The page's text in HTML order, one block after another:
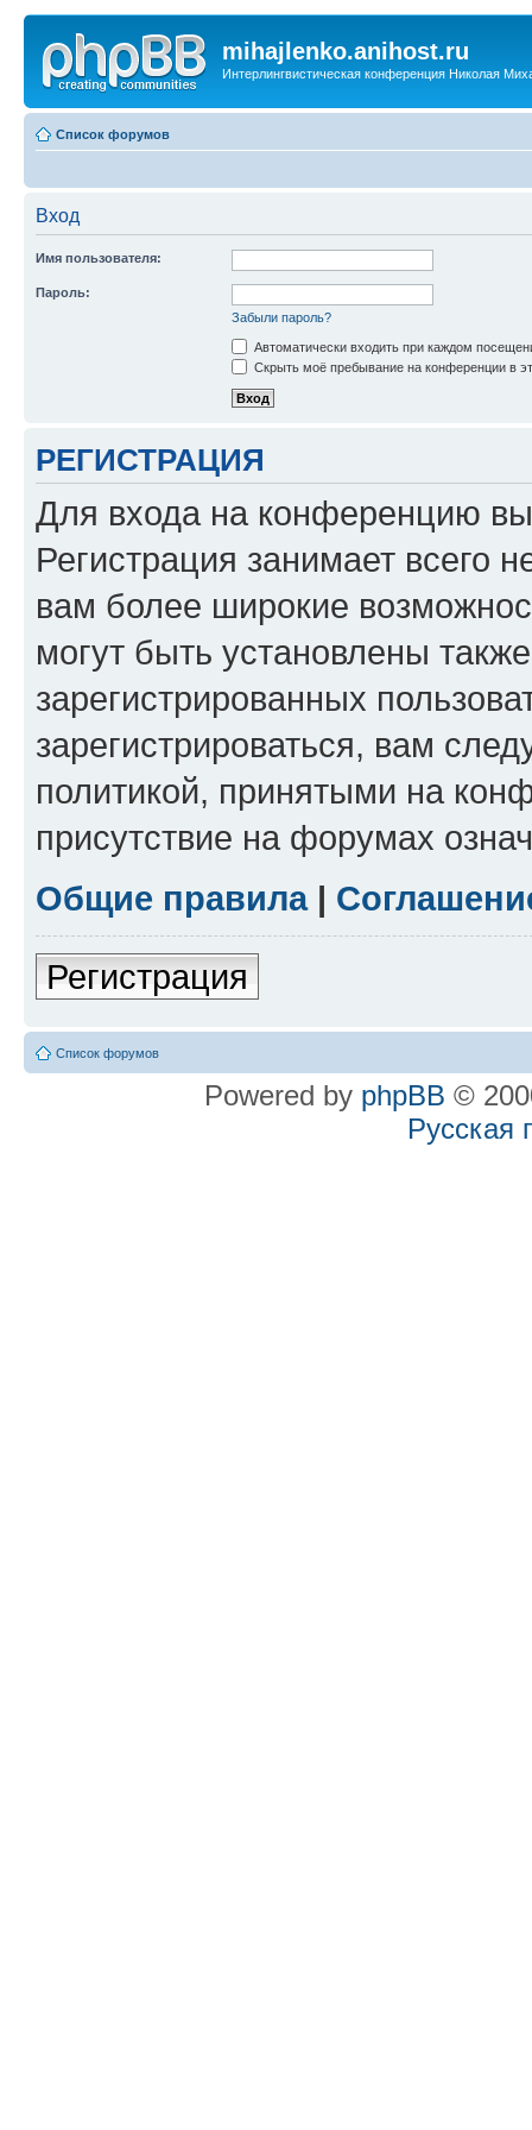
mihajlenko.anihost.ru
Интерлингвистическая конференция Николая
Список форумов
Вход
Имя пользователя:
Пароль:
Забыли пароль?
Автоматически входить при каждом
Скрыть моё пребывание на конференции в
РЕГИСТРАЦИЯ
Для входа на конференцию
Регистрация занимает всего
вам более широкие
могут быть установлены
зарегистрированных
зарегистрироваться, вам
политикой, принятыми на
присутствие на форумах
Общие правила|
Регистрация
Список форумов
Powered by phpBB ©
Русская